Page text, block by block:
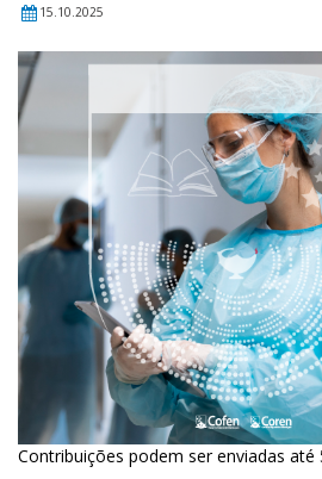
15.10.2025
Contribuições podem ser enviadas até